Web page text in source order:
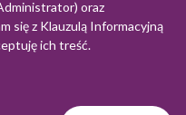
oraz
się z Klauzulą Informacyjną
ich treść.